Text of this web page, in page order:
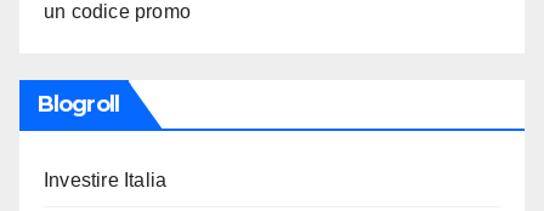
un codice promo
Blogroll
Investire Italia